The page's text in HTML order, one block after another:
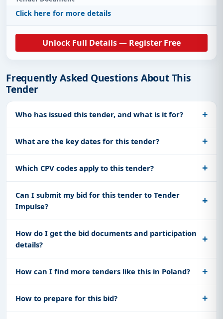
Click here for more details
Unlock Full Details — Register Free
Frequently Asked Questions About This
Tender
Who has issued this tender, and what is it for?
What are the key dates for this tender?
Which CPV codes apply to this tender?
Can I submit my bid for this tender to Tender
Impulse?
How do I get the bid documents and participation
details?
How can I find more tenders like this in Poland?
How to prepare for this bid?